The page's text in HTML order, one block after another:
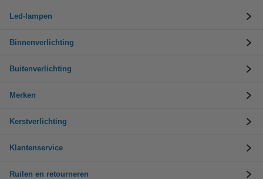
Led-lampen
Binnenverlichting
Buitenverlichting
Merken
Kerstverlichting
Klantenservice
Ruilen en retourneren